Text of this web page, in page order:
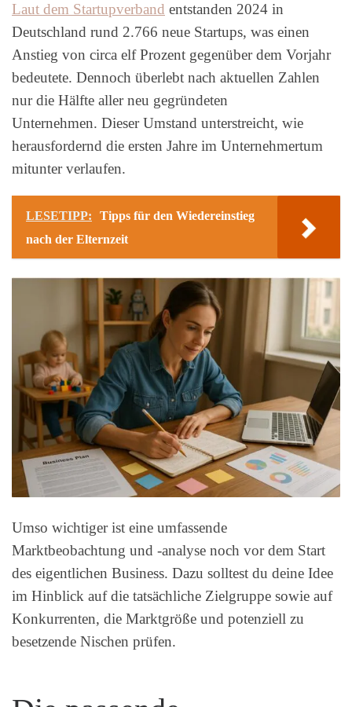
Laut dem Startupverband entstanden 2024 in
Deutschland rund 2.766 neue Startups, was einen
Anstieg von circa elf Prozent gegenüber dem Vorjahr
bedeutete. Dennoch überlebt nach aktuellen Zahlen
nur die Hälfte aller neu gegründeten
Unternehmen. Dieser Umstand unterstreicht, wie
herausfordernd die ersten Jahre im Unternehmertum
mitunter verlaufen.
LESETIPP:
Tipps für den Wiedereinstieg
nach der Elternzeit
Umso wichtiger ist eine umfassende
Marktbeobachtung und -analyse noch vor dem Start
des eigentlichen Business. Dazu solltest du deine Idee
im Hinblick auf die tatsächliche Zielgruppe sowie auf
Konkurrenten, die Marktgröße und potenziell zu
besetzende Nischen prüfen.